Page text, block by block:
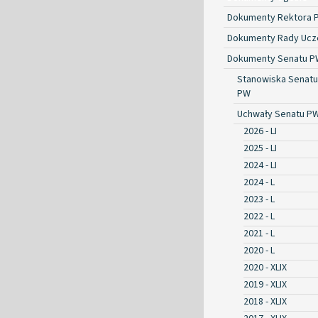
Dokumenty Rektora
Dokumenty Rady
Dokumenty Senatu
Stanowiska Senatu
PW
Uchwały Senatu
2026 - LI
2025 - LI
2024 - LI
2024 - L
2023 - L
2022 - L
2021 - L
2020 - L
2020 - XLIX
2019 - XLIX
2018 - XLIX